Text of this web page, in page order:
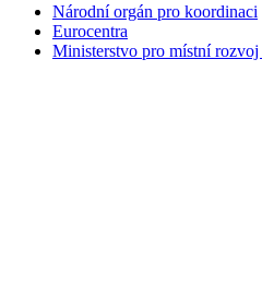
Národní orgán pro koordinaci
Eurocentra
Ministerstvo pro místní rozvoj